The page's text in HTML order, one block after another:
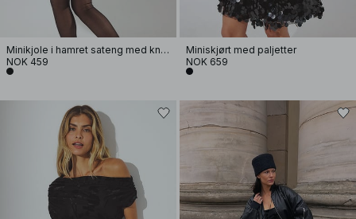
Minikjole i hamret sateng med knyting i ryggen
NOK 459
Miniskjørt med paljetter
NOK 659